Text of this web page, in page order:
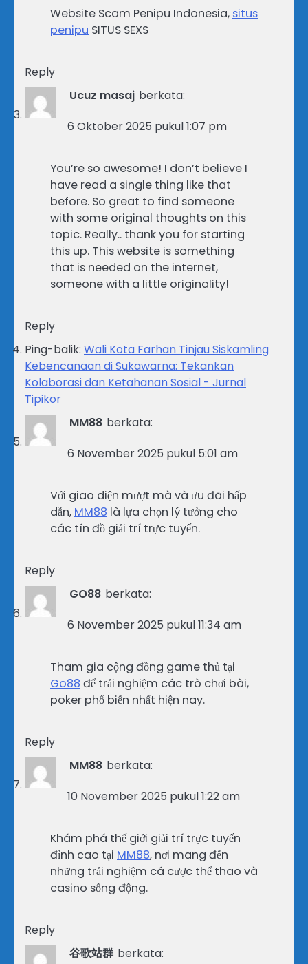
Website Scam Penipu Indonesia, situs
penipu SITUS SEXS
Reply
Ucuz masaj berkata:
6 Oktober 2025 pukul 1:07 pm
You’re so awesome! I don’t believe I
have read a single thing like that
before. So great to find someone
with some original thoughts on this
topic. Really.. thank you for starting
this up. This website is something
that is needed on the internet,
someone with a little originality!
Reply
Ping-balik: Wali Kota Farhan Tinjau Siskamling
Kebencanaan di Sukawarna: Tekankan
Kolaborasi dan Ketahanan Sosial - Jurnal
Tipikor
MM88 berkata:
6 November 2025 pukul 5:01 am
Với giao diện mượt mà và ưu đãi hấp
dẫn, MM88 là lựa chọn lý tưởng cho
các tín đồ giải trí trực tuyến.
Reply
GO88 berkata:
6 November 2025 pukul 11:34 am
Tham gia cộng đồng game thủ tại
Go88 để trải nghiệm các trò chơi bài,
poker phổ biến nhất hiện nay.
Reply
MM88 berkata:
10 November 2025 pukul 1:22 am
Khám phá thế giới giải trí trực tuyến
đỉnh cao tại MM88, nơi mang đến
những trải nghiệm cá cược thể thao và
casino sống động.
Reply
谷歌站群 berkata: